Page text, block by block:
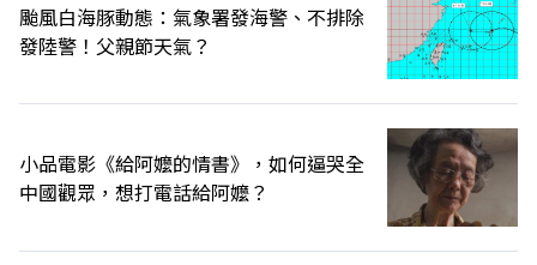
颱風白海豚動態：氣象署發海警、不排除
發陸警！父親節天氣？
小品電影《給阿嬤的情書》，如何逼哭全
中國觀眾，想打電話給阿嬤？